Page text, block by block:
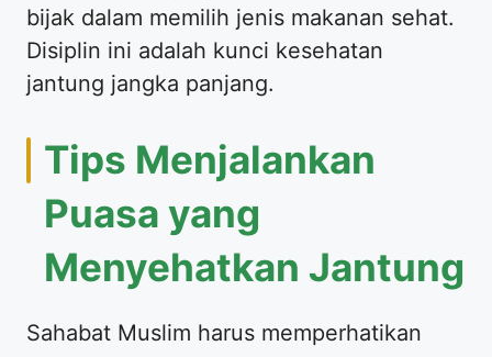
bijak dalam memilih jenis makanan sehat.
Disiplin ini adalah kunci kesehatan
jantung jangka panjang.
Tips Menjalankan
Puasa yang
Menyehatkan Jantung
Sahabat Muslim harus memperhatikan